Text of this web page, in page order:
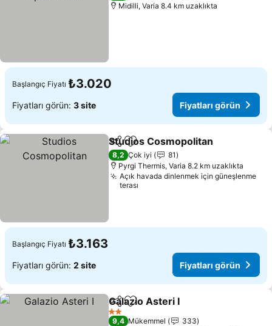
Midilli, Varia 8.4 km uzaklıkta
Başlangıç Fiyatı ₺3.020
Fiyatları görün: 3 site Fiyatları görün
PaylaşFavorilerime ekle
Studios Cosmopolitan
8,2 Çok iyi
81
Pyrgi Thermis, Varia 8.2 km uzaklıkta
Açık havada dinlenmek için güneşlenme
terası
Başlangıç Fiyatı ₺3.163
Fiyatları görün: 2 site Fiyatları görün
PaylaşFavorilerime ekle
Galazio Asteri I
2 Yıldız
9,4 Mükemmel
333